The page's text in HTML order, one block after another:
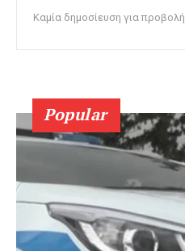
Καμία δημοσίευση για προβολή
Popular